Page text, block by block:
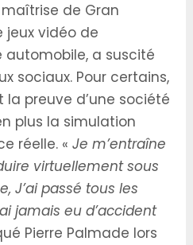
de Gran
jeux vidéo de
a suscité
sociaux. Pour certains,
preuve d’une société
plus la simulation
réelle. «Je m’entraîne
virtuellement sous
J’ai passé tous les
jamais eu d’accident
Pierre Palmade lors